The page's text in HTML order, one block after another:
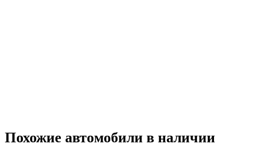
Похожие автомобили в наличии